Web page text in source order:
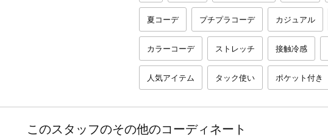
夏コーデ プチプラコーデ カジュアル
カラーコーデ ストレッチ 接触冷感
人気アイテム タック使い ポケット付き
このスタッフのその他のコーディネート